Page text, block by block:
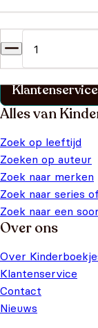
Vind binnen no-
klantenservice
Klantenservice
Alles van
Zoek op leeftijd
Zoeken op auteur
Zoek naar merken
Zoek naar series
Zoek naar een
Over ons
Over
Klantenservice
Contact
Nieuws